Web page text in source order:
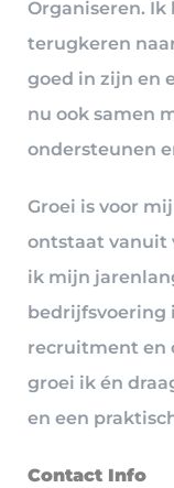
Organiseren.
terugkeren
goed in zijn en
nu ook samen
ondersteunen
Groei is voor
ontstaat vanuit
ik mijn
bedrijfsvoering
recruitment en
groei ik én
en een
Contact Info